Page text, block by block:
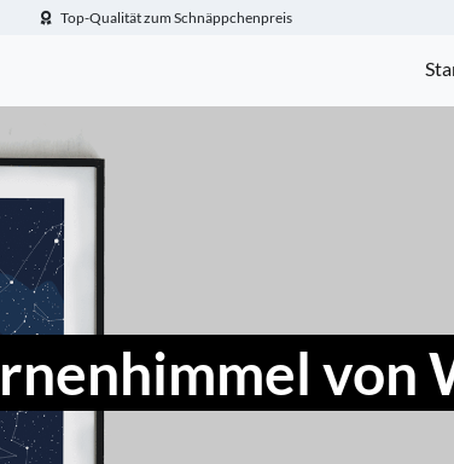
Top-Qualität zum Schnäppchenpreis
von